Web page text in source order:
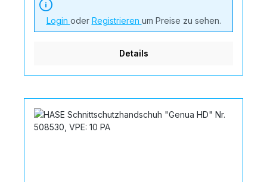
Login oder Registrieren um Preise zu sehen.
Details